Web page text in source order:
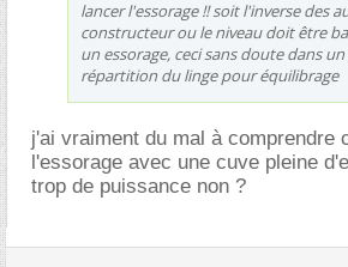
lancer l'essorage !! soit l'inverse des
constructeur ou le niveau doit être
un essorage, ceci sans doute dans
répartition du linge pour équilibrage
j'ai vraiment du mal à comprendre
l'essorage avec une cuve pleine
trop de puissance non ?